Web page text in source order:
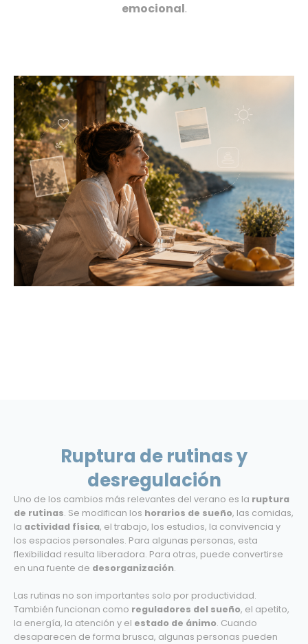
emocional.
Ruptura de rutinas y
desregulación
Uno de los cambios más relevantes del verano es la ruptura
de rutinas. Se modifican los horarios de sueño, las comidas,
la actividad física, el trabajo, los estudios, la convivencia y
los espacios personales. Para algunas personas, esta
flexibilidad resulta liberadora. Para otras, puede convertirse
en una fuente de desorganización.
Las rutinas no son importantes solo por productividad.
También funcionan como reguladores del sueño, el apetito,
la energía, la atención y el estado de ánimo. Cuando
desaparecen de forma brusca, algunas personas pueden